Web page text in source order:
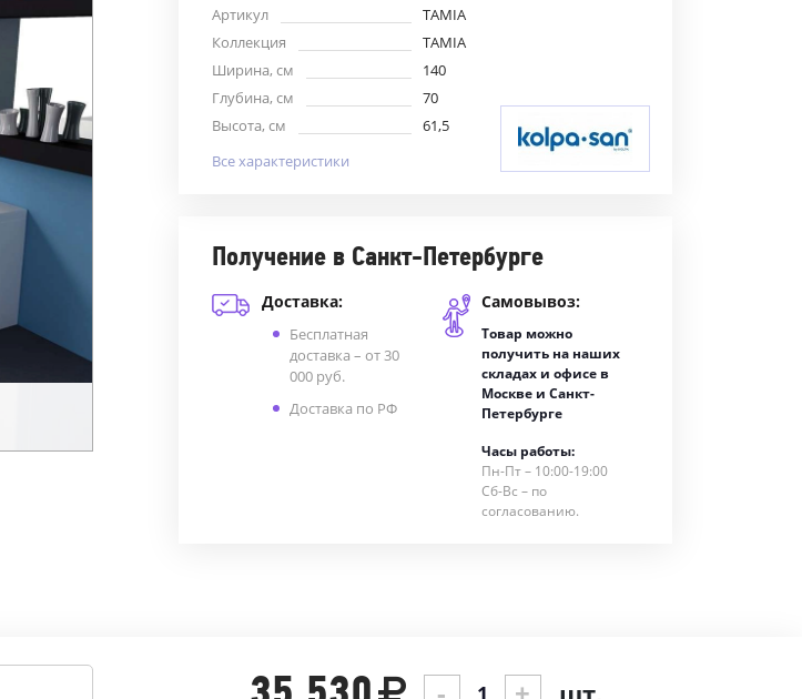
Артикул
TAMIA
Коллекция
TAMIA
Ширина, см
140
Глубина, см
70
Высота, см
61,5
Все характеристики
Получение в Санкт-Петербурге
Доставка:
Бесплатная
доставка – от 30
000 руб.
Доставка по РФ
Самовывоз:
Товар можно
получить на наших
складах и офисе в
Москве и Санкт-
Петербурге
Часы работы:
Пн-Пт – 10:00-19:00
Сб-Вс – по
согласованию.